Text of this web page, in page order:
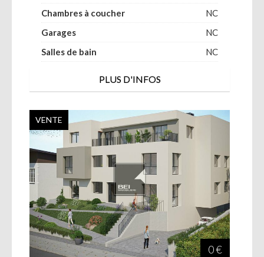
Chambres à coucher
NC
Garages
NC
Salles de bain
NC
PLUS D'INFOS
0 €
VENTE